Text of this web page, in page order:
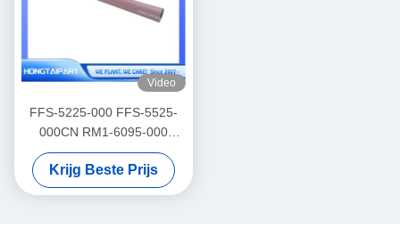
Video
FFS-5225-000 FFS-5525-
000CN RM1-6095-000
Fuser Film Sleeve voor H P
5225 CP5225 5525 M750
M775 M855 M880z Series
Krijg Beste Prijs